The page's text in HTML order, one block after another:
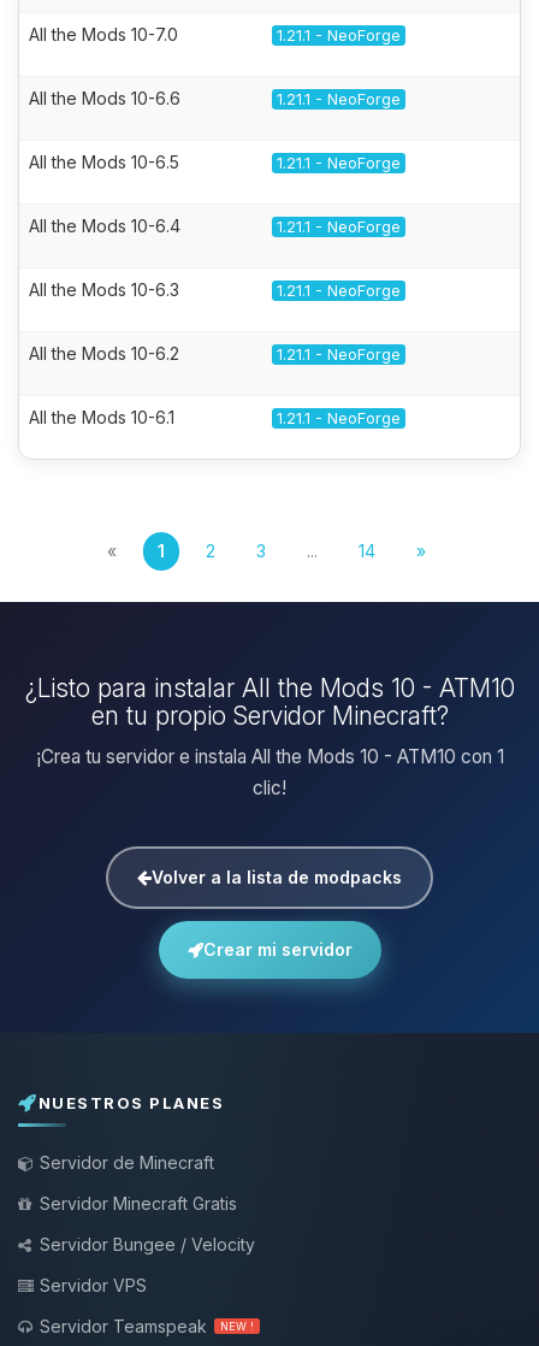
All the Mods 10-7.0 1.21.1 - NeoForge
All the Mods 10-6.6 1.21.1 - NeoForge
All the Mods 10-6.5 1.21.1 - NeoForge
All the Mods 10-6.4 1.21.1 - NeoForge
All the Mods 10-6.3 1.21.1 - NeoForge
All the Mods 10-6.2 1.21.1 - NeoForge
All the Mods 10-6.1 1.21.1 - NeoForge
« 1 2 3 ... 14 »
¿Listo para instalar All the Mods 10 - ATM10
en tu propio Servidor Minecraft?
¡Crea tu servidor e instala All the Mods 10 - ATM10 con 1
clic!
Volver a la lista de modpacks
Crear mi servidor
NUESTROS PLANES
Servidor de Minecraft
Servidor Minecraft Gratis
Servidor Bungee / Velocity
Servidor VPS
Servidor Teamspeak
NEW !